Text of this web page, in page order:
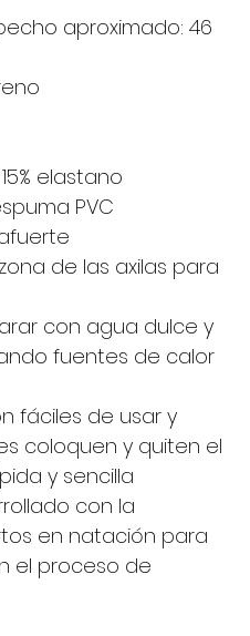
aproximado: 46
elastano
PVC
de las axilas para
con agua dulce y
fuentes de calor
fáciles de usar y
coloquen y quiten el
y sencilla
con la
en natación para
el proceso de